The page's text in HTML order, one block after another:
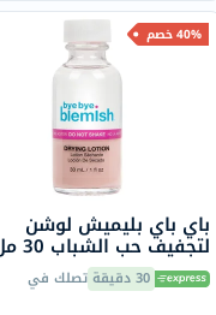
40% خصم
باي باي بليميش لوشن
لتجفيف حب الشباب 30 مل
30 دقيقة تصلك في